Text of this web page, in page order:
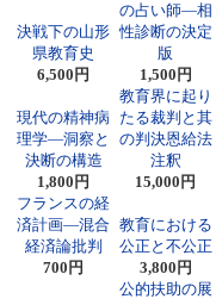
決戦下の山形
県教育史
6,500円
の占い師―相
性診断の決定
版
1,500円
現代の精神病
理学―洞察と
決断の構造
1,800円
教育界に起り
たる裁判と其
の判決恩給法
注釈
15,000円
フランスの経
済計画―混合
経済論批判
700円
教育における
公正と不公正
3,800円
公的扶助の展